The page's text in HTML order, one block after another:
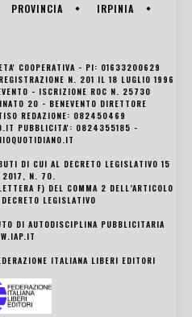
PROVINCIA
IRPINIA
COOPERATIVA - PI: 01633200629
N. 201 IL 18 LUGLIO 1996
- ISCRIZIONE ROC N. 25730
20 - BENEVENTO DIRETTORE
REDAZIONE: 082450469
PUBBLICITA': 0824355185 -
DI CUI AL DECRETO LEGISLATIVO 15
2017, N. 70.
F) DEL COMMA 2 DELL’ARTICOLO
LEGISLATIVO
DI AUTODISCIPLINA PUBBLICITARIA
ITALIANA LIBERI EDITORI